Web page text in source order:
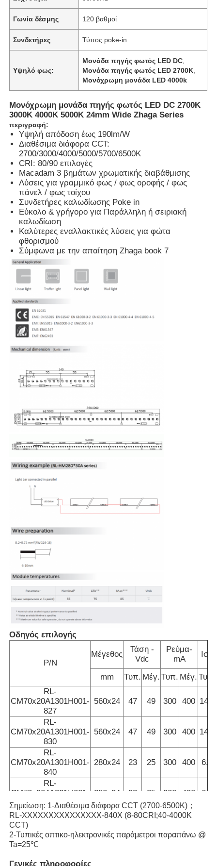
Αρχική Σελίδα
Σχετικά με εμάς
Ποιοτικός έλεγχος
Νέα
Όλες οι περιπτώσεις
Ζητήστε ένα απόσπασμα
Φως λουρίδων νέου
Φως ράβδου πλυντηρίου τοίχου
Φως LED 360°
3D φωτισμός νεόν
Γυμνή λωρίδα LED
Μονάδα LED DC
Μεγάλο φώτα νέον
Γωνία δέσμης 120 βαθμοί
Συνδετήρες Τύπος poke-in
Υψηλό φως:
Μονάδα πηγής φωτός LED DC
Μονάδα πηγής φωτός LED 2700K
Μονόχρωμη μονάδα LED 4000k
Μονόχρωμη μονάδα πηγής φωτός LED DC 2700K
3000K 4000K 5000K 24mm Wide Zhaga Series
περιγραφή:
Υψηλή απόδοση έως 190lm/W
Διαθέσιμα διάφορα CCT:
2700/3000/4000/5000/5700/6500K
CRI: 80/90 επιλογές
Macadam 3 βημάτων χρωματικής διαβάθμισης
Λύσεις για γραμμικό φως / φως οροφής / φως
πάνελ / φως τοίχου
Συνδετήρες καλωδίωσης Poke in
Εύκολο & γρήγορο για Παράλληλη ή σειριακή
καλωδίωση
Καλύτερες εναλλακτικές λύσεις για φώτα
φθορισμού
Σύμφωνα με την απαίτηση Zhaga book 7
Οδηγός επιλογής
P/N
Μέγεθος
Τάση -
Vdc
Ρεύμα-
mA
mm Τυπ. Μέγ. Τυπ. Μέγ. Τυπ.
RL-
CM70x20A1301H001-
827
560x24 47 49 300 400 14.1
RL-
CM70x20A1301H001-
830
560x24 47 49 300 400 14.1
RL-
CM70x20A1301H001-
840
280x24 23 25 300 400 6.9
RL-
CM70x20A1301H001-
850
280x24 23 25 300 400 6.9
RL-
CM70x20A1301H001-
857
865
Σημείωση: 1-Διαθέσιμα διάφορα CCT (2700-6500K)；
RL-XXXXXXXXXXXXXXX-840X (8-80CRI;40-4000K
CCT)
2-Τυπικές οπτικο-ηλεκτρονικές παράμετροι παραπάνω @
Ta=25℃
Γενικές πληροφορίες